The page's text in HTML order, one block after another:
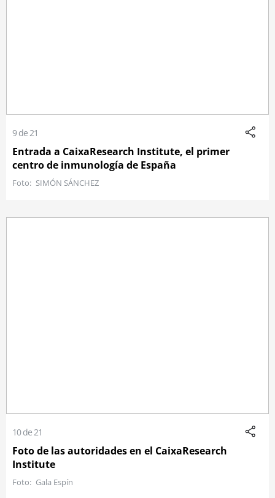
9 de 21
Entrada a CaixaResearch Institute, el primer
centro de inmunología de España
SIMÓN SÁNCHEZ
10 de 21
Foto de las autoridades en el CaixaResearch
Institute
Gala Espín